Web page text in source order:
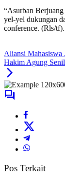
“Asurban
yel-yel dukungan
conference. (Rls/
Aliansi Mahasiswa
Hakim Agung
Pos Terkait